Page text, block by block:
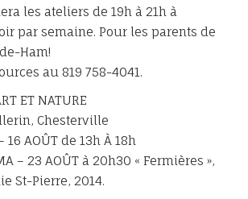
les ateliers de 19h à 21h à
par semaine. Pour les parents de
Ham!
au 819 758-4041.
ET NATURE
Chesterville
16 AOÛT de 13h À 18h
– 23 AOÛT à 20h30 « Fermières »,
St-Pierre, 2014.